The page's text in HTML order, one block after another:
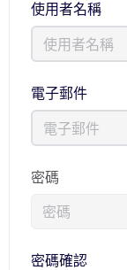
使用者名稱
電子郵件
密碼
密碼確認